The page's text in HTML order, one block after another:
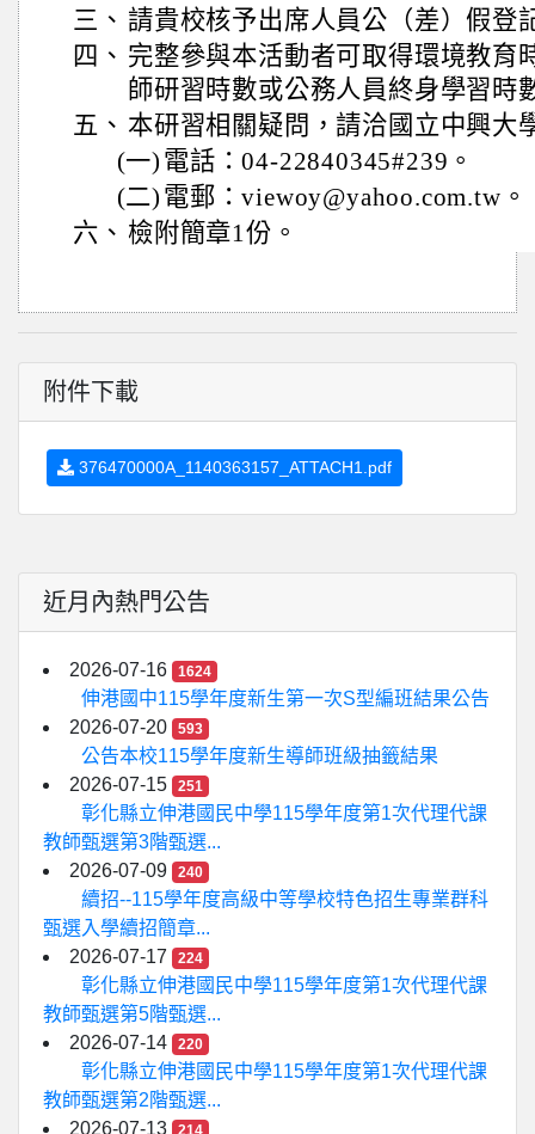
三、 請貴校核予出席人員公（差）假登
四、 完整參與本活動者可取得環境教育
師研習時數或公務人員終身學習時
五、 本研習相關疑問，請洽國立中興大
(一) 電話：04-22840345#239。
(二) 電郵：viewoy@yahoo.com.tw。
六、 檢附簡章1份。
附件下載
376470000A_1140363157_ATTACH1.pdf
近月內熱門公告
2026-07-16 1624
伸港國中115學年度新生第一次S型編班結果公告
2026-07-20
593
公告本校115學年度新生導師班級抽籤結果
2026-07-15
251
彰化縣立伸港國民中學115學年度第1次代理代課
教師甄選第3階甄選...
2026-07-09
240
續招--115學年度高級中等學校特色招生專業群科
甄選入學續招簡章...
2026-07-17
224
彰化縣立伸港國民中學115學年度第1次代理代課
教師甄選第5階甄選...
2026-07-14
220
彰化縣立伸港國民中學115學年度第1次代理代課
教師甄選第2階甄選...
2026-07-13
214